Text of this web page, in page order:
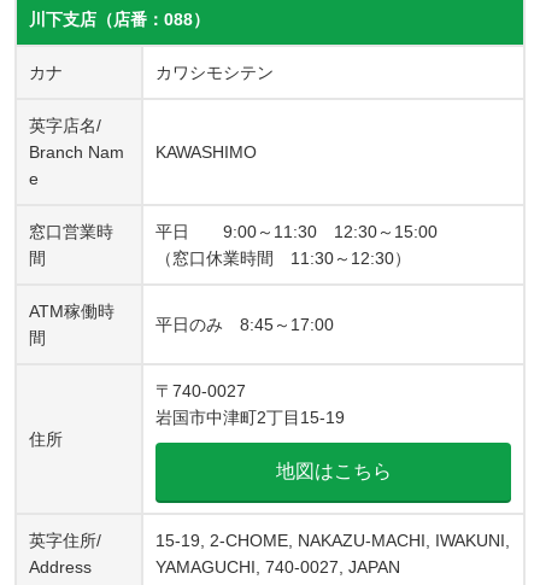
川下支店（店番：088）
カナ カワシモシテン
英字店名/
Branch Nam
e
KAWASHIMO
窓口営業時
間
平日 9:00～11:30 12:30～15:00
（窓口休業時間 11:30～12:30）
ATM稼働時
間
平日のみ 8:45～17:00
住所
〒740-0027
岩国市中津町2丁目15-19
地図はこちら
英字住所/
Address
15-19, 2-CHOME, NAKAZU-MACHI, IWAKUNI,
YAMAGUCHI, 740-0027, JAPAN